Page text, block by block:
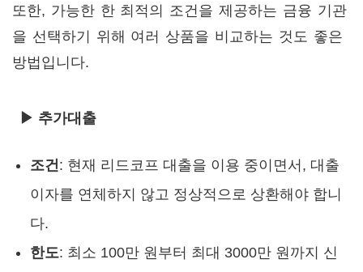
또한, 가능한 한 최적의 조건을 제공하는 금융 기관
을 선택하기 위해 여러 상품을 비교하는 것도 좋은
방법입니다.
▶ 추가대출
조건: 현재 리드코프 대출을 이용 중이면서, 대출
이자를 연체하지 않고 정상적으로 상환해야 합니
다.
한도: 최소 100만 원부터 최대 3000만 원까지 신